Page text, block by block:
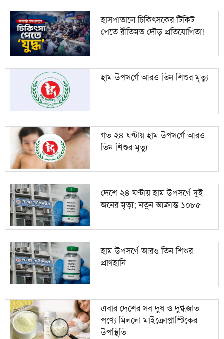
হাসপাতালে চিকিৎসকের টিকিট
পেতে রীতিমত দৌড় প্রতিযোগিতা!
হাম উপসর্গে আরও তিন শিশুর মৃত্যু
গত ২৪ ঘণ্টায় হাম উপসর্গে আরও
তিন শিশুর মৃত্যু
দেশে ২৪ ঘণ্টায় হাম উপসর্গে দুই
জনের মৃত্যু; নতুন আক্রান্ত ১০৮৫
হাম উপসর্গে আরও তিন শিশুর
প্রাণহানি
এবার দেশের সব দুধ ও দুগ্ধজাত
পণ্যে মিললো মাইক্রোপ্লাস্টিকের
উপস্থিতি